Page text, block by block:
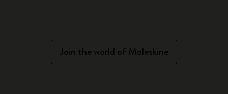
Join the world of Moleskine